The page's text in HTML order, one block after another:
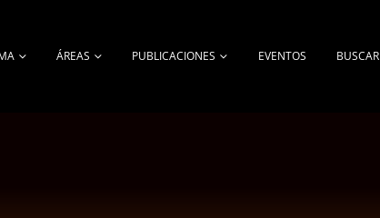
ÁREAS PUBLICACIONES EVENTOS BUSCAR